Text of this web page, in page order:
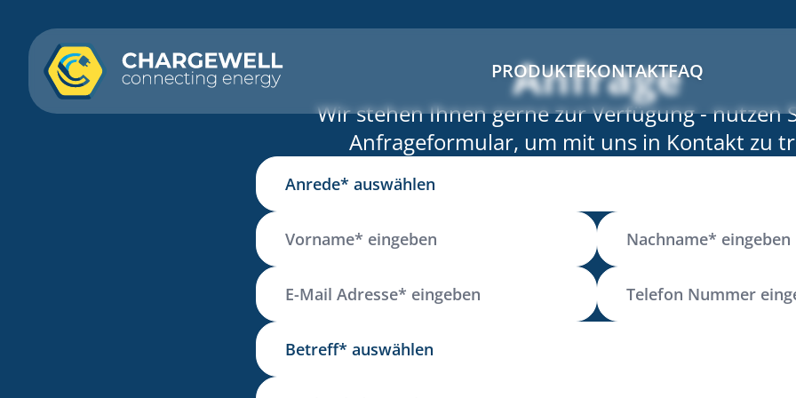
Startseite PRODUKTEKONTAKTFAQ
Anfrage
Wir stehen Ihnen gerne zur Verfügung - nutzen
Anfrageformular, um mit uns in Kontakt zu
Persönliche Informationen
Anrede
Vorname Nachname
E-Mail Adresse Telefon Nummer
Anfragen Informationen
Betreff
Nachricht